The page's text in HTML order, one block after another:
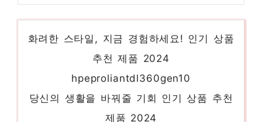
proliantdl360gen10
추천 제품 2024
당신의 생활을 바꿔줄 기회 인기 상품 추천